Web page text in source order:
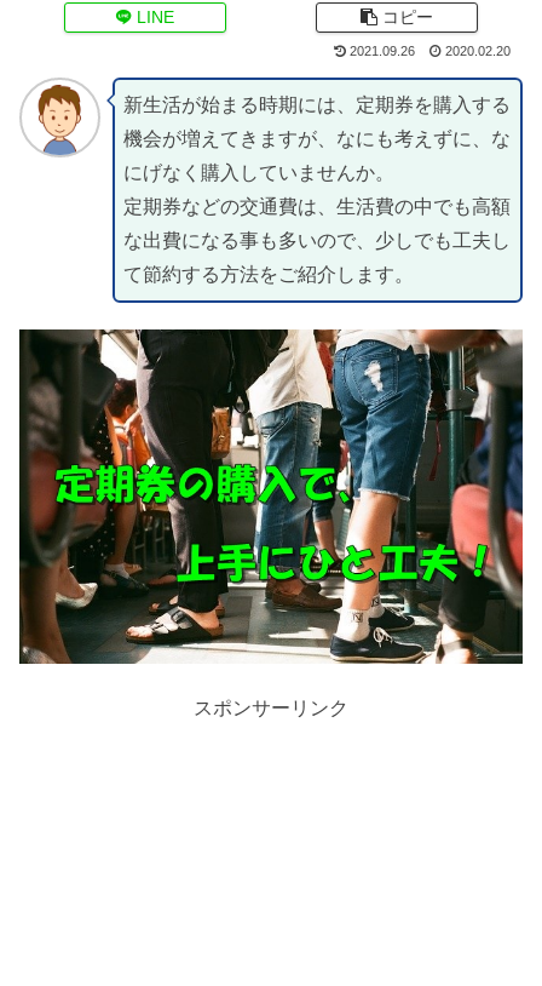
LINE コピー
2021.09.26 2020.02.20
新生活が始まる時期には、定期券を購入する
機会が増えてきますが、なにも考えずに、な
にげなく購入していませんか。
定期券などの交通費は、生活費の中でも高額
な出費になる事も多いので、少しでも工夫し
て節約する方法をご紹介します。
スポンサーリンク